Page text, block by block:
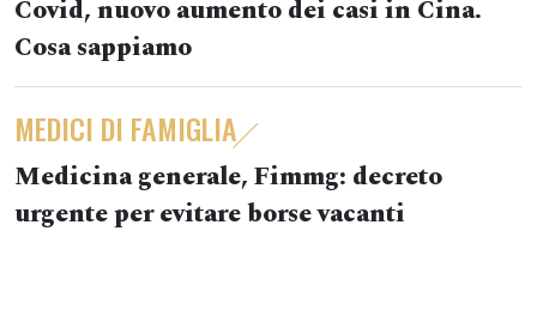
Covid, nuovo aumento dei casi in Cina.
Cosa sappiamo
MEDICI DI FAMIGLIA
Medicina generale, Fimmg: decreto
urgente per evitare borse vacanti